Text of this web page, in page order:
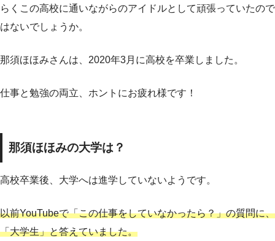
らくこの高校に通いながらのアイドルとして頑張っていたので
はないでしょうか。
那須ほほみさんは、2020年3月に高校を卒業しました。
仕事と勉強の両立、ホントにお疲れ様です！
那須ほほみの大学は？
高校卒業後、大学へは進学していないようです。
以前YouTubeで「この仕事をしていなかったら？」の質問に、
「大学生」と答えていました。